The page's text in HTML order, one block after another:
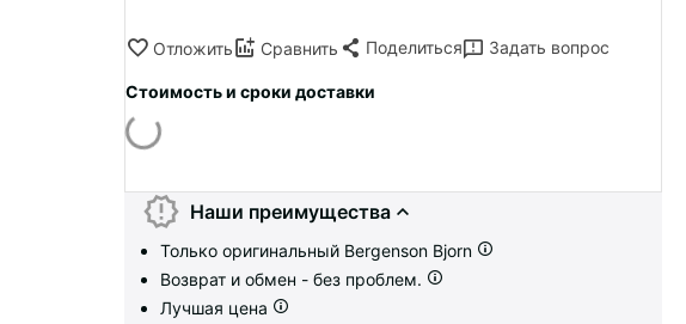
Отложить Сравнить Поделиться Задать вопрос
Стоимость и сроки доставки
Наши преимущества
Только оригинальный Bergenson Bjorn
Возврат и обмен - без проблем.
Лучшая цена